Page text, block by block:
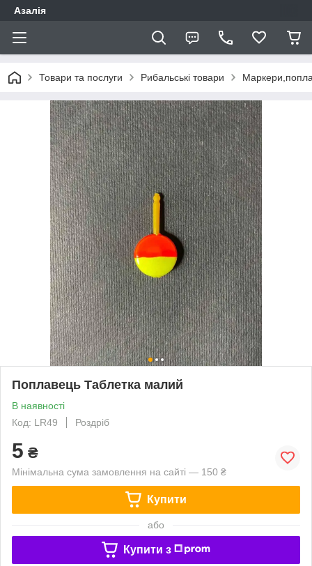
Азалія
Товари та послуги Рибальські товари
Поплавець Таблетка малий
В наявності
Код: LR49
Роздріб
5 ₴
Мінімальна сума замовлення на сайті — 150 ₴
Купити
або
Купити з